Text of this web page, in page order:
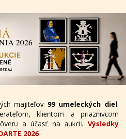
majiteľov 99 umeleckých diel.
klientom a priaznivcom
a účasť na aukcii. Výsledky
2026